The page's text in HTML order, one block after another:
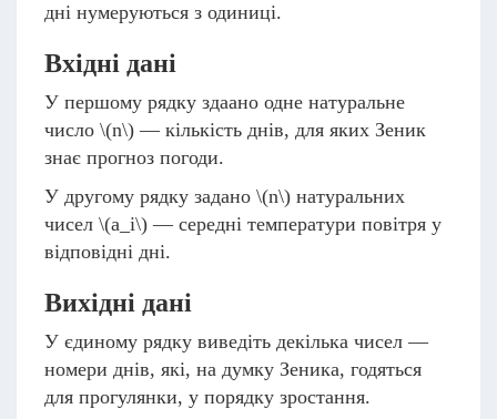
дні нумеруються з одиниці.
Вхідні дані
У першому рядку здаано одне натуральне
число \(n\) — кількість днів, для яких Зеник
знає прогноз погоди.
У другому рядку задано \(n\) натуральних
чисел \(a_i\) — середні температури повітря у
відповідні дні.
Вихідні дані
У єдиному рядку виведіть декілька чисел —
номери днів, які, на думку Зеника, годяться
для прогулянки, у порядку зростання.